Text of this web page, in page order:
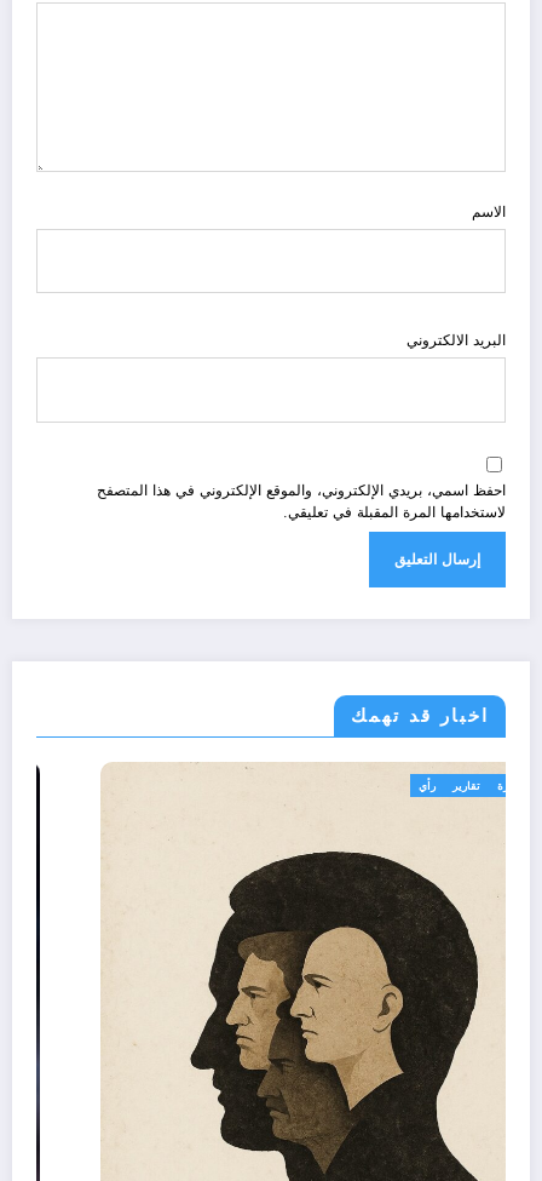
الاسم
البريد الالكتروني
احفظ اسمي، بريدي الإلكتروني، والموقع الإلكتروني في هذا المتصفح
لاستخدامها المرة المقبلة في تعليقي.
اخبار قد تهمك
تعاليق حرة